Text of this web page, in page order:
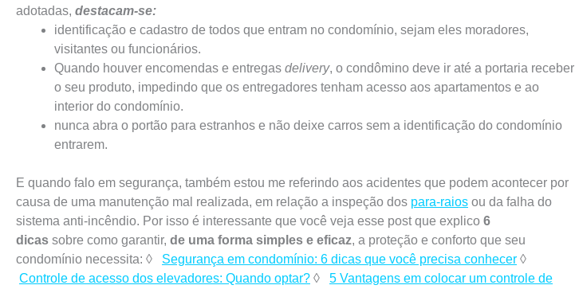
adotadas, destacam-se:
identificação e cadastro de todos que entram no condomínio, sejam eles moradores,
visitantes ou funcionários.
Quando houver encomendas e entregas delivery, o condômino deve ir até a portaria receber
o seu produto, impedindo que os entregadores tenham acesso aos apartamentos e ao
interior do condomínio.
nunca abra o portão para estranhos e não deixe carros sem a identificação do condomínio
entrarem.
E quando falo em segurança, também estou me referindo aos acidentes que podem acontecer por
causa de uma manutenção mal realizada, em relação a inspeção dos para-raios ou da falha do
sistema anti-incêndio. Por isso é interessante que você veja esse post que explico 6
dicas sobre como garantir, de uma forma simples e eficaz, a proteção e conforto que seu
condomínio necessita: ◊ Segurança em condomínio: 6 dicas que você precisa conhecer ◊
Controle de acesso dos elevadores: Quando optar? ◊
5 Vantagens em colocar um controle de